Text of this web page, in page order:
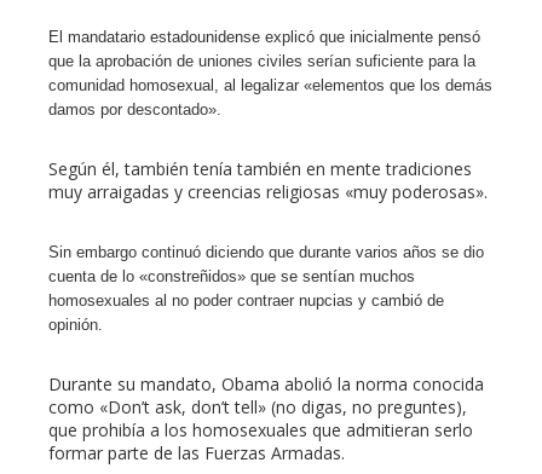
El mandatario estadounidense explicó que inicialmente pensó
que la aprobación de uniones civiles serían suficiente para la
comunidad homosexual, al legalizar «elementos que los demás
damos por descontado».
Según él, también tenía también en mente tradiciones
muy arraigadas y creencias religiosas «muy poderosas».
Sin embargo continuó diciendo que durante varios años se dio
cuenta de lo «constreñidos» que se sentían muchos
homosexuales al no poder contraer nupcias y cambió de
opinión.
Durante su mandato, Obama abolió la norma conocida
como «Don’t ask, don’t tell» (no digas, no preguntes),
que prohibía a los homosexuales que admitieran serlo
formar parte de las Fuerzas Armadas.